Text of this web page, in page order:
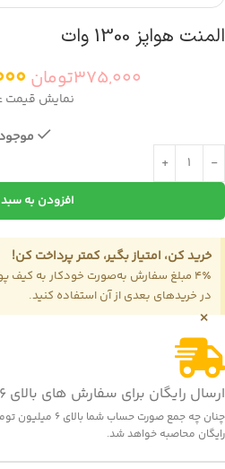
المنت هواپز 1300 وات
375,000تومان
نمایش قیمت
افزودن به
خرید کن، امتیاز بگیر، کمتر پرداخت کن!
4٪ مبلغ سفارش به‌صورت خودکار به
در خریدهای بعدی از آن استفاده کنید.
×
ارسال رایگان برای سفارش های بالای 6 میلیون تومان
چنان چه جمع
رایگان محاصبه خواهد شد.